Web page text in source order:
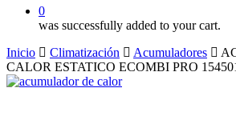
0
was successfully added to your cart.
Inicio
Climatización Acumuladores
CALOR ESTATICO ECOMBI PRO